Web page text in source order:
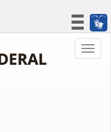
Simplifique!